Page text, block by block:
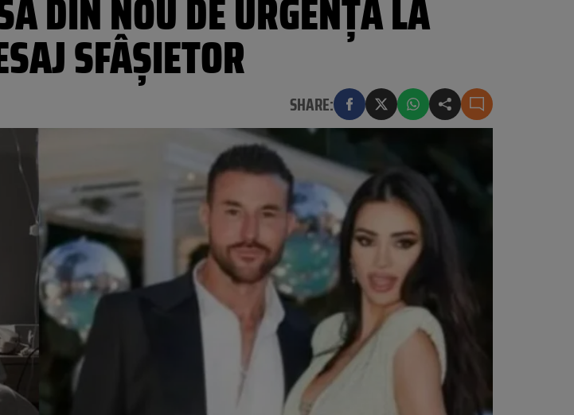
DIN NOU DE URGENȚĂ LA
SFÂȘIETOR
SHARE: